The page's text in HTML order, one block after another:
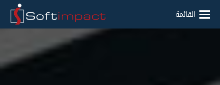
القائمة